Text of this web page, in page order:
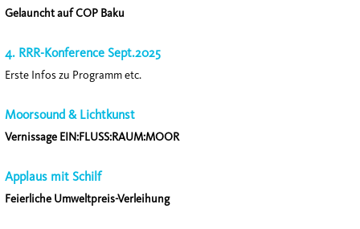
Gelauncht auf COP Baku
4. RRR-Konference Sept.2025
Erste Infos zu Programm etc.
Moorsound & Lichtkunst
Vernissage EIN:FLUSS:RAUM:MOOR
Applaus mit Schilf
Feierliche Umweltpreis-Verleihung